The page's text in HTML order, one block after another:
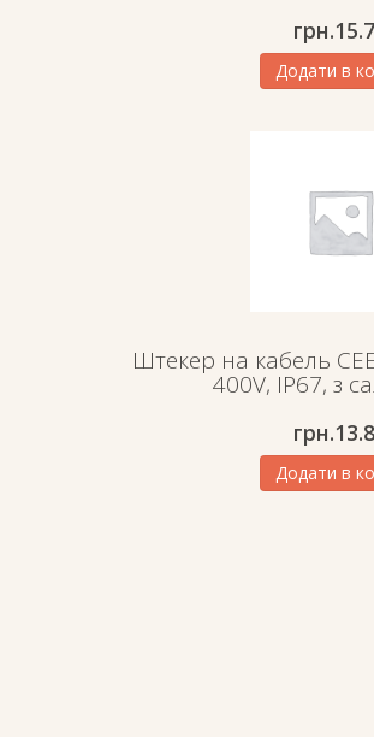
грн.
Додати в
Штекер на кабель
400V, IP67, з
грн.
Додати в